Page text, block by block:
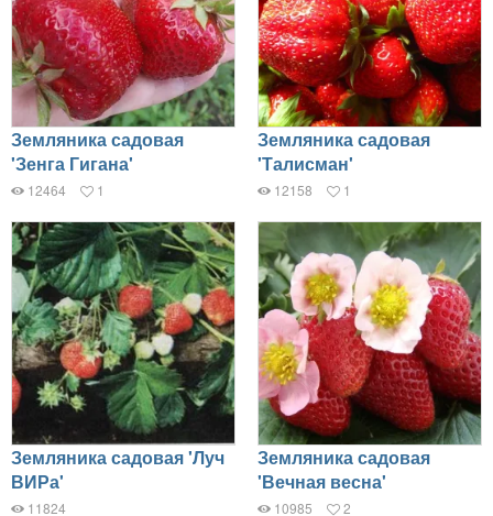
Земляника садовая
'Зенга Гигана'
12464 1
Земляника садовая
'Талисман'
12158 1
Земляника садовая 'Луч
ВИРа'
11824
Земляника садовая
'Вечная весна'
10985 2